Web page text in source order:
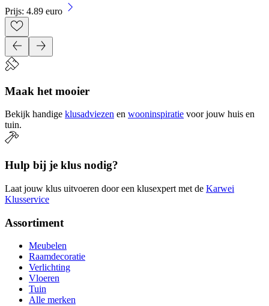
Prijs: 4.89 euro
Maak het mooier
Bekijk handige klusadviezen en wooninspiratie voor jouw huis en
tuin.
Hulp bij je klus nodig?
Laat jouw klus uitvoeren door een klusexpert met de Karwei
Klusservice
Assortiment
Meubelen
Raamdecoratie
Verlichting
Vloeren
Tuin
Alle merken